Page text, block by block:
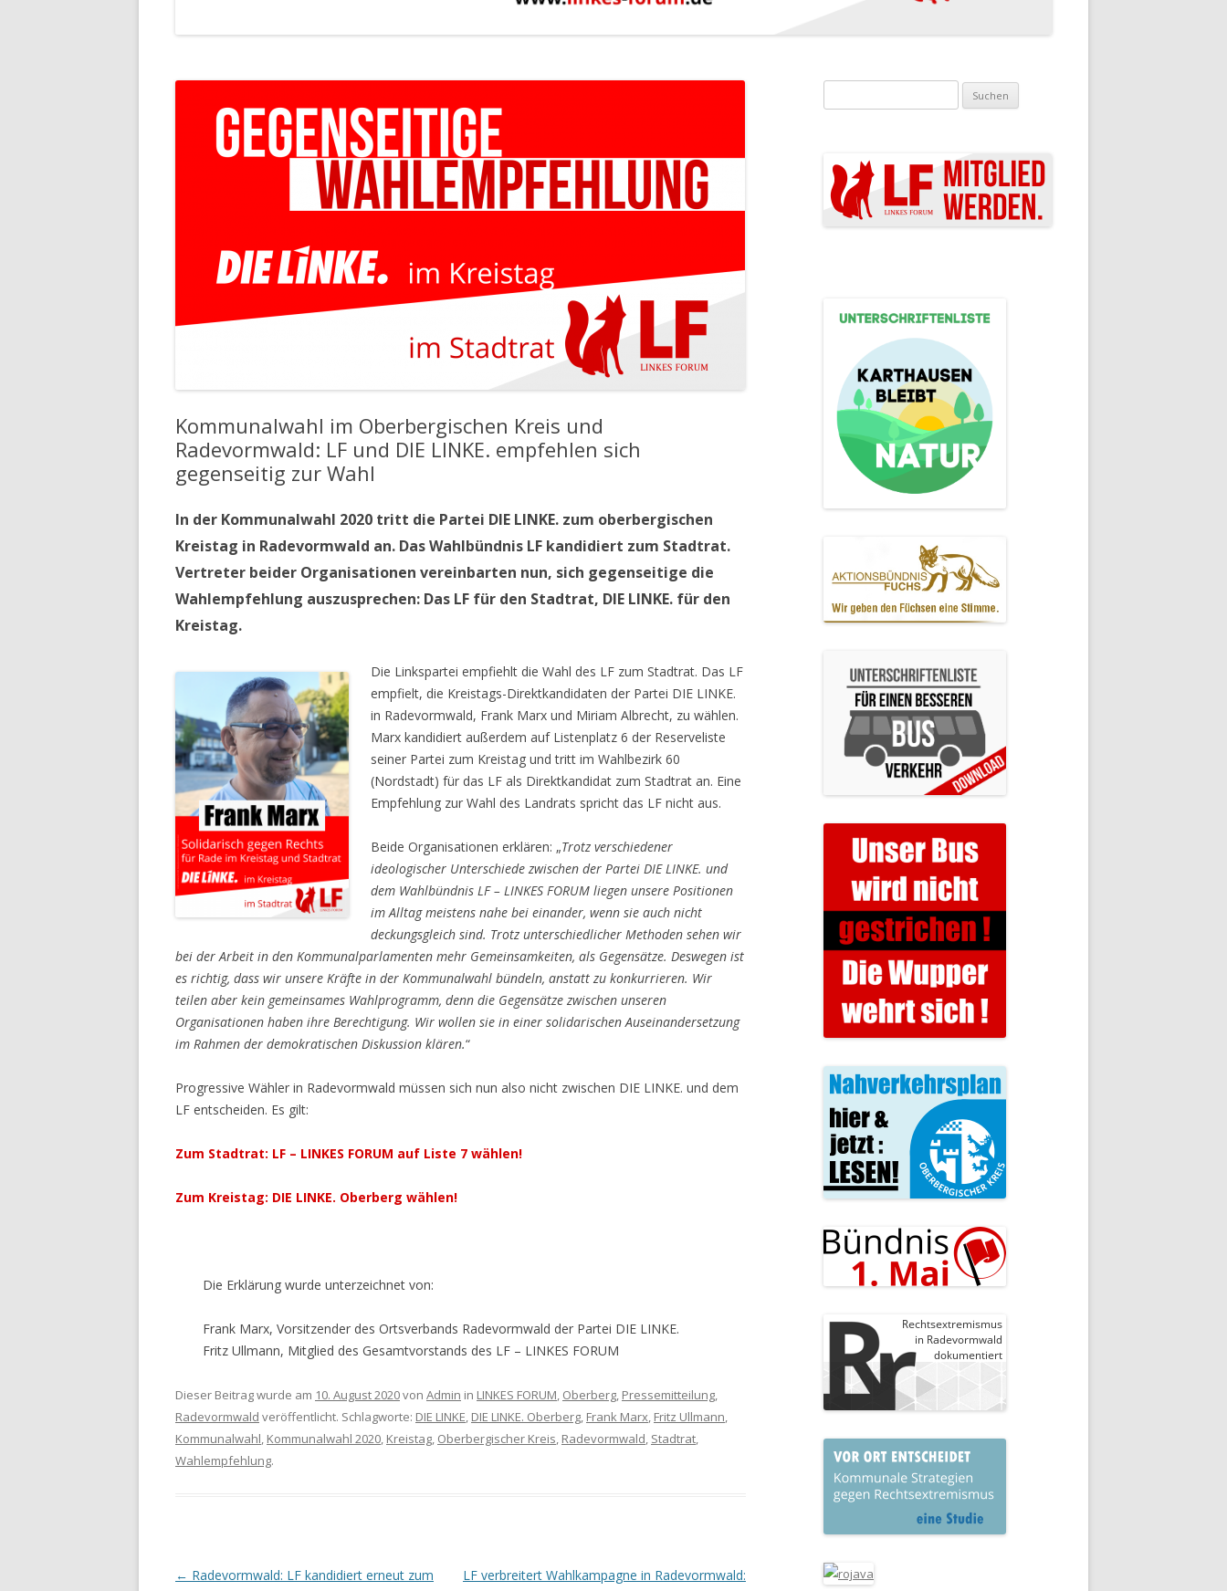
Kommunalwahl im Oberbergischen Kreis und
Radevormwald: LF und DIE LINKE. empfehlen sich
gegenseitig zur Wahl
In der Kommunalwahl 2020 tritt die Partei DIE LINKE. zum oberbergischen
Kreistag in Radevormwald an. Das Wahlbündnis LF kandidiert zum Stadtrat.
Vertreter beider Organisationen vereinbarten nun, sich gegenseitige die
Wahlempfehlung auszusprechen: Das LF für den Stadtrat, DIE LINKE. für den
Kreistag.
Die Linkspartei empfiehlt die Wahl des LF zum Stadtrat. Das LF
empfielt, die Kreistags-Direktkandidaten der Partei DIE LINKE.
in Radevormwald, Frank Marx und Miriam Albrecht, zu wählen.
Marx kandidiert außerdem auf Listenplatz 6 der Reserveliste
seiner Partei zum Kreistag und tritt im Wahlbezirk 60
(Nordstadt) für das LF als Direktkandidat zum Stadtrat an. Eine
Empfehlung zur Wahl des Landrats spricht das LF nicht aus.
Beide Organisationen erklären: „Trotz verschiedener
ideologischer Unterschiede zwischen der Partei DIE LINKE. und
dem Wahlbündnis LF – LINKES FORUM liegen unsere Positionen
im Alltag meistens nahe bei einander, wenn sie auch nicht
deckungsgleich sind. Trotz unterschiedlicher Methoden sehen wir
bei der Arbeit in den Kommunalparlamenten mehr Gemeinsamkeiten, als Gegensätze. Deswegen ist
es richtig, dass wir unsere Kräfte in der Kommunalwahl bündeln, anstatt zu konkurrieren. Wir
teilen aber kein gemeinsames Wahlprogramm, denn die Gegensätze zwischen unseren
Organisationen haben ihre Berechtigung. Wir wollen sie in einer solidarischen Auseinandersetzung
im Rahmen der demokratischen Diskussion klären.“
Progressive Wähler in Radevormwald müssen sich nun also nicht zwischen DIE LINKE. und dem
LF entscheiden. Es gilt:
Zum Stadtrat: LF – LINKES FORUM auf Liste 7 wählen!
Zum Kreistag: DIE LINKE. Oberberg wählen!
Die Erklärung wurde unterzeichnet von:
Frank Marx, Vorsitzender des Ortsverbands Radevormwald der Partei DIE LINKE.
Fritz Ullmann, Mitglied des Gesamtvorstands des LF – LINKES FORUM
Dieser Beitrag wurde am 10. August 2020von Admin in LINKES FORUM, Oberberg, Pressemitteilung,
Radevormwald veröffentlicht. Schlagworte: DIE LINKE, DIE LINKE. Oberberg, Frank Marx, Fritz Ullmann,
Kommunalwahl, Kommunalwahl 2020, Kreistag, Oberbergischer Kreis, Radevormwald, Stadtrat,
Wahlempfehlung.
Artikel-Navigation
← Radevormwald: LF kandidiert erneut zum
LF verbreitert Wahlkampagne in Radevormwald: